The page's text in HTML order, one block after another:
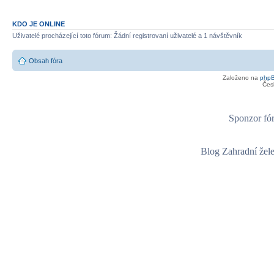
KDO JE ONLINE
Uživatelé procházející toto fórum: Žádní registrovaní uživatelé a 1 návštěvník
Obsah fóra
Založeno na
Sponzor
Blog Zahradní